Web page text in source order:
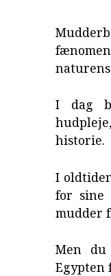
naturens
I dag
historie.
I
for sine
mudder
Men
Egypten